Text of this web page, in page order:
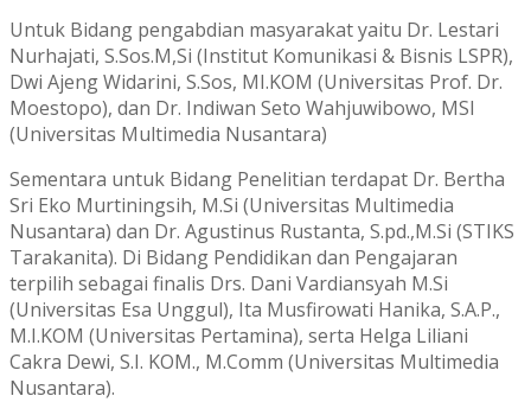
Untuk Bidang pengabdian masyarakat yaitu Dr. Lestari
Nurhajati, S.Sos.M,Si (Institut Komunikasi & Bisnis LSPR),
Dwi Ajeng Widarini, S.Sos, MI.KOM (Universitas Prof. Dr.
Moestopo), dan Dr. Indiwan Seto Wahjuwibowo, MSI
(Universitas Multimedia Nusantara)
Sementara untuk Bidang Penelitian terdapat Dr. Bertha
Sri Eko Murtiningsih, M.Si (Universitas Multimedia
Nusantara) dan Dr. Agustinus Rustanta, S.pd.,M.Si (STIKS
Tarakanita). Di Bidang Pendidikan dan Pengajaran
terpilih sebagai finalis Drs. Dani Vardiansyah M.Si
(Universitas Esa Unggul), Ita Musfirowati Hanika, S.A.P.,
M.I.KOM (Universitas Pertamina), serta Helga Liliani
Cakra Dewi, S.I. KOM., M.Comm (Universitas Multimedia
Nusantara).